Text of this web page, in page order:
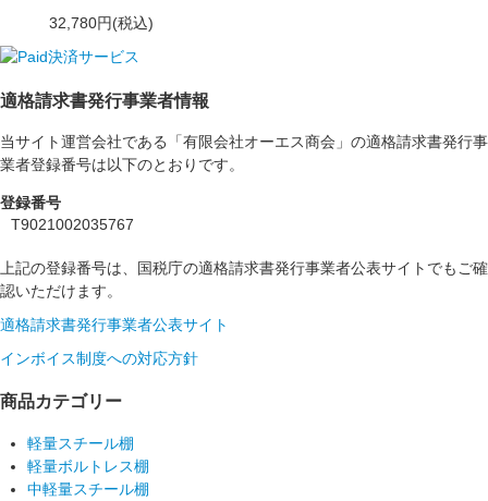
32,780円(税込)
適格請求書発行事業者情報
当サイト運営会社である「有限会社オーエス商会」の適格請求書発行事
業者登録番号は以下のとおりです。
登録番号
T9021002035767
上記の登録番号は、国税庁の適格請求書発行事業者公表サイトでもご確
認いただけます。
適格請求書発行事業者公表サイト
インボイス制度への対応方針
商品カテゴリー
軽量スチール棚
軽量ボルトレス棚
中軽量スチール棚